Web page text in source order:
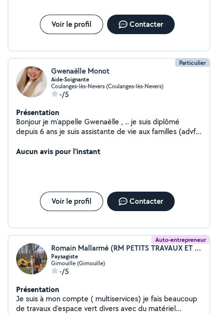
Voir le profil Contacter
Particulier
Gwenaëlle Monot
Aide-Soignante
Coulanges-lès-Nevers (Coulanges-lès-Nevers)
-/5
Présentation
Bonjour je m'appelle Gwenaëlle , .. je suis diplômé
depuis 6 ans je suis assistante de vie aux familles (advf)
Aucun avis pour l'instant
Voir le profil Contacter
Auto-entrepreneur
Romain Mallarmé (RM PETITS TRAVAUX ET SERVICES)
Paysagiste
Gimouille (Gimouille)
-/5
Présentation
Je suis à mon compte ( multiservices) je fais beaucoup
de travaux d'espace vert divers avec du matériel